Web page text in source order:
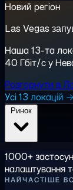
Новий регіон
Las Vegas
Наша 13-та
40 Гбіт/с у
Розгорнути в
Усі 13 локацій →
1000+
налаштування
НАЙЧАСТІШЕ